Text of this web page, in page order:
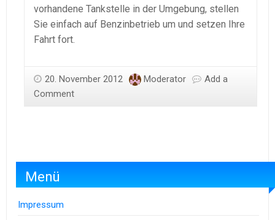
vorhandene Tankstelle in der Umgebung, stellen
Sie einfach auf Benzinbetrieb um und setzen Ihre
Fahrt fort.
20. November 2012 Moderator
Add a
Comment
Menü
Impressum